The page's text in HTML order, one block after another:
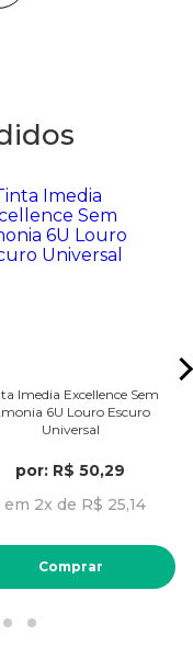
Imedia Excellence Sem
6U Louro Escuro
Universal
por: R$ 50,29
em 2x de R$ 25,14
Comprar